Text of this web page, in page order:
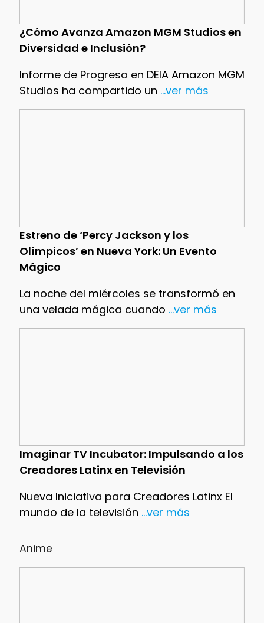
¿Cómo Avanza Amazon MGM Studios en
Diversidad e Inclusión?
Informe de Progreso en DEIA Amazon MGM
Studios ha compartido un ...ver más
Estreno de ‘Percy Jackson y los
Olímpicos’ en Nueva York: Un Evento
Mágico
La noche del miércoles se transformó en
una velada mágica cuando ...ver más
Imaginar TV Incubator: Impulsando a los
Creadores Latinx en Televisión
Nueva Iniciativa para Creadores Latinx El
mundo de la televisión ...ver más
Anime